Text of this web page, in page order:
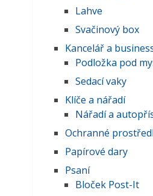
Lahve
Svačinový box
Kancelář a
Podložka pod
Sedací vaky
Klíče a nářadí
Nářadí a
Ochranné
Papírové dary
Psaní
Bloček Post-It